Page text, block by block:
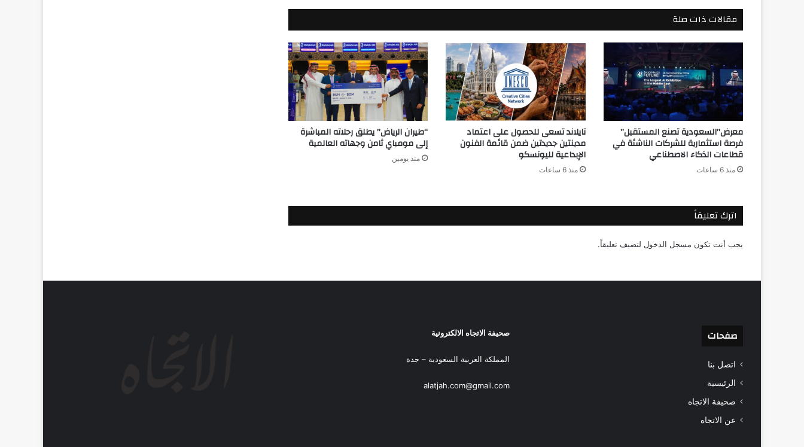
مقالات ذات صلة
معرض”السعودية تصنع المستقبل”
فرصة استثمارية للشركات الناشئة في
قطاعات الذكاء الاصطناعي
منذ 6 ساعات
تايلاند تسعى للحصول على اعتماد
مدينتين جديدتين ضمن قائمة الفنون
الإبداعية لليونسكو
منذ 6 ساعات
“طيران الرياض” يطلق رحلاته المباشرة
إلى مومباي ثامن وجهاته العالمية
منذ يومين
اترك تعليقاً
يجب أنت تكون مسجل الدخول لتضيف تعليقاً.
صفحات
اتصل بنا
الرئيسية
صحيفة الاتجاه
عن الاتجاه
صحيفة الاتجاه الالكترونية
المملكة العربية السعودية – جدة
alatjah.com@gmail.com